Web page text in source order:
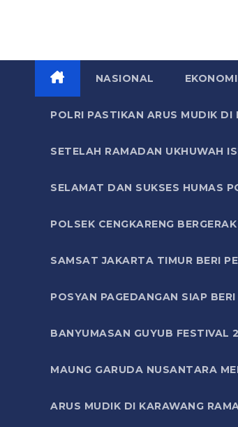
NASIONAL EKONOMI
POLRI PASTIKAN ARUS MUDIK
SETELAH RAMADAN UKHUWAH
SELAMAT DAN SUKSES HUMAS
POLSEK CENGKARENG
SAMSAT JAKARTA TIMUR BERI
POSYAN PAGEDANGAN SIAP
BANYUMASAN GUYUB
MAUNG GARUDA NUSANTARA
ARUS MUDIK DI KARAWANG